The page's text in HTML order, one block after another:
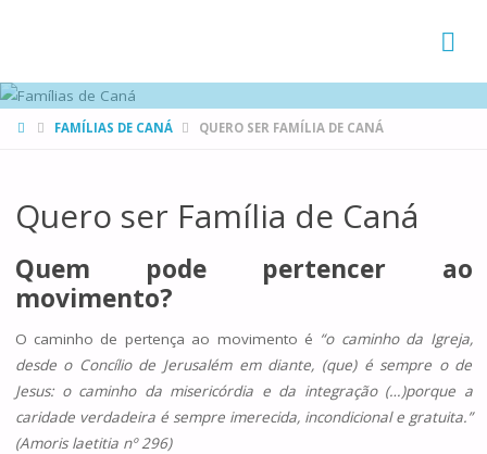
HOMEFAMÍLIAS DE CANÁ QUERO SER FAMÍLIA DE CANÁ
Quero ser Família de Caná
Quem pode pertencer ao
movimento?
O caminho de pertença ao movimento é “o caminho da Igreja,
desde o Concílio de Jerusalém em diante, (que) é sempre o de
Jesus: o caminho da misericórdia e da integração (…)porque a
caridade verdadeira é sempre imerecida, incondicional e gratuita.”
(Amoris laetitia nº 296)